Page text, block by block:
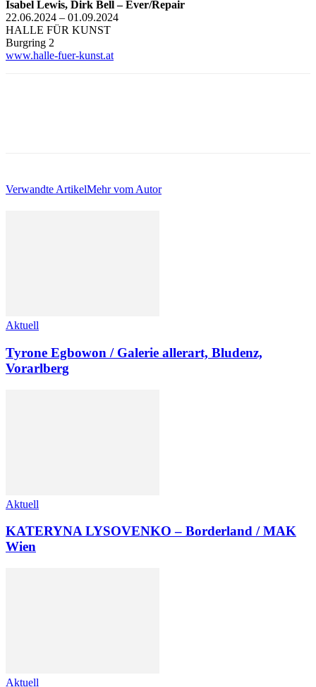
Isabel Lewis, Dirk Bell – Ever/Repair
22.06.2024 – 01.09.2024
HALLE FÜR KUNST
Burgring 2
www.halle-fuer-kunst.at
Verwandte ArtikelMehr vom Autor
Aktuell
Tyrone Egbowon / Galerie allerart, Bludenz,
Vorarlberg
Aktuell
KATERYNA LYSOVENKO – Borderland / MAK
Wien
Aktuell